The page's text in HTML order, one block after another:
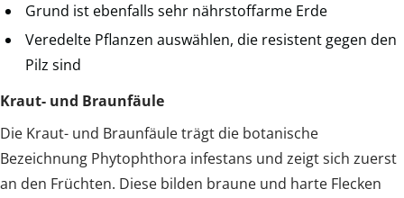
Grund ist ebenfalls sehr nährstoffarme Erde
Veredelte Pflanzen auswählen, die resistent gegen den
Pilz sind
Kraut- und Braunfäule
Die Kraut- und Braunfäule trägt die botanische
Bezeichnung Phytophthora infestans und zeigt sich zuerst
an den Früchten. Diese bilden braune und harte Flecken